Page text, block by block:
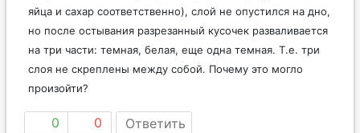
яйца и сахар соответственно), слой не опустился на дно,
но после остывания разрезанный кусочек разваливается
на три части: темная, белая, еще одна темная. Т.е. три
слоя не скреплены между собой. Почему это могло
произойти?
0 0 Ответить